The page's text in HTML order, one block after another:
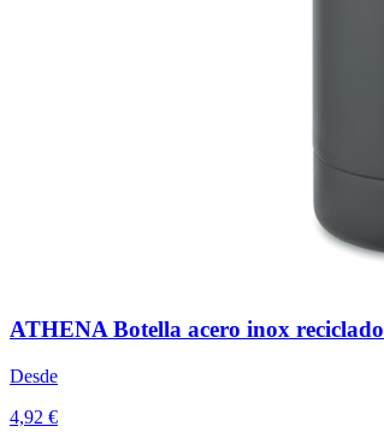
ATHENA Botella acero inox reciclado
Desde
4,92 €